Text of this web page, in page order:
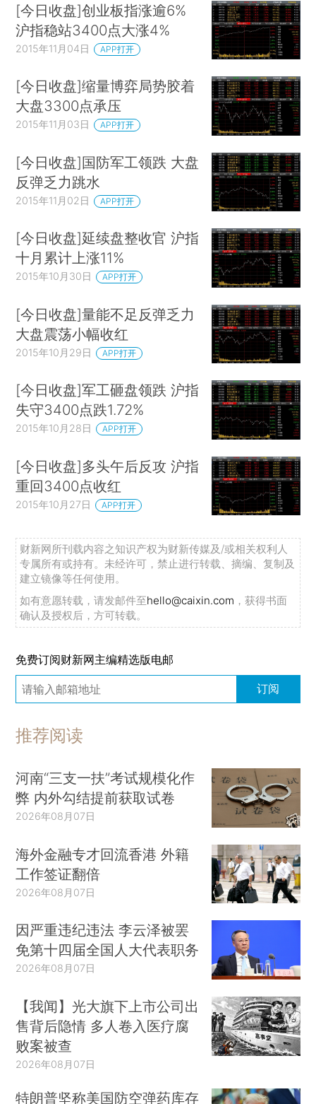
[今日收盘]创业板指涨逾6%
沪指稳站3400点大涨4%
2015年11月04日 APP打开
[今日收盘]缩量博弈局势胶着
大盘3300点承压
2015年11月03日 APP打开
[今日收盘]国防军工领跌 大盘
反弹乏力跳水
2015年11月02日 APP打开
[今日收盘]延续盘整收官 沪指
十月累计上涨11%
2015年10月30日 APP打开
[今日收盘]量能不足反弹乏力
大盘震荡小幅收红
2015年10月29日 APP打开
[今日收盘]军工砸盘领跌 沪指
失守3400点跌1.72%
2015年10月28日 APP打开
[今日收盘]多头午后反攻 沪指
重回3400点收红
2015年10月27日 APP打开
财新网所刊载内容之知识产权为财新传媒及/或相关权利人
专属所有或持有。未经许可，禁止进行转载、摘编、复制及
建立镜像等任何使用。
如有意愿转载，请发邮件至hello@caixin.com ，获得书面
确认及授权后，方可转载。
免费订阅财新网主编精选版电邮
订阅
推荐阅读
河南“三支一扶”考试规模化作
弊 内外勾结提前获取试卷
2026年08月07日
海外金融专才回流香港 外籍
工作签证翻倍
2026年08月07日
因严重违纪违法 李云泽被罢
免第十四届全国人大代表职务
2026年08月07日
【我闻】光大旗下上市公司出
售背后隐情 多人卷入医疗腐
败案被查
2026年08月07日
特朗普坚称美国防空弹药库存